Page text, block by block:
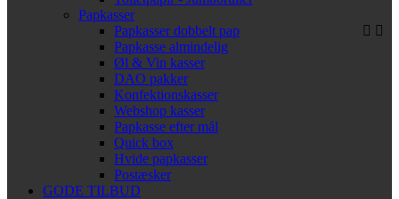
Papkasser
Papkasser dobbelt pap
Papkasse almindelig
Øl & Vin kasser
DAO pakker
Konfektionskasser
Webshop kasser
Papkasse efter mål
Quick box
Hvide papkasser
Postæsker
GODE TILBUD